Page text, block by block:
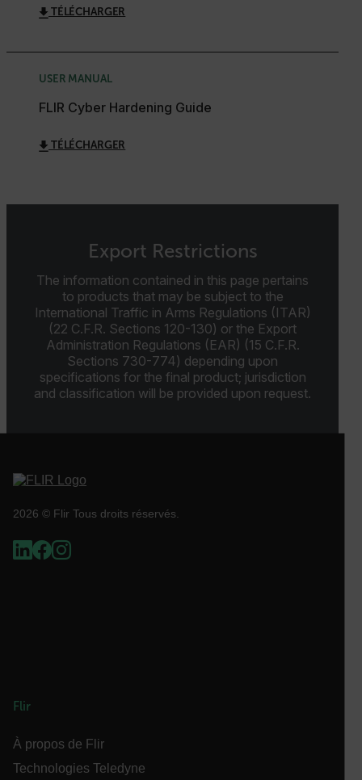
TÉLÉCHARGER
USER MANUAL
FLIR Cyber Hardening Guide
TÉLÉCHARGER
Export Restrictions
The information contained in this page pertains
to products that may be subject to the
International Traffic in Arms Regulations (ITAR)
(22 C.F.R. Sections 120-130) or the Export
Administration Regulations (EAR) (15 C.F.R.
Sections 730-774) depending upon
specifications for the final product; jurisdiction
and classification will be provided upon request.
2026 © Flir Tous droits réservés.
Flir
À propos de Flir
Technologies Teledyne
connexion des utilisateurs et la gestion des
nécessaires.
Nom
CS_FPC
customizerChangeKey
sf_territory
Politique de confidentialité de
Google